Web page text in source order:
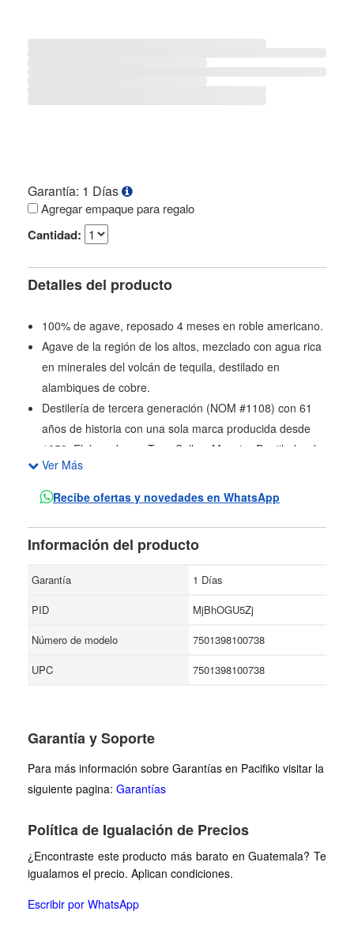
Garantía: 1 Días
Agregar empaque para regalo
Cantidad:
Detalles del producto
100% de agave, reposado 4 meses en roble americano.
Agave de la región de los altos, mezclado con agua rica
en minerales del volcán de tequila, destilado en
alambiques de cobre.
Destilería de tercera generación (NOM #1108) con 61
años de historia con una sola marca producida desde
1959. Elaborada por Tony Salles, Maestro Destilador de
3ra generación.
Producido con agua de manantial volcánico del Volcán
Elaboración artesanal tradicional utilizando agave
altiplánico, autoclaves, fermentación abierta, alambique
de cobre y pipones.
subproducto se reutiliza en la destilería y en los campos
de agave.
NOM: 1108 / Jorge Salles Cuervo y Sucesores / Tequila,
Boca: crema, agave cocido, canela ligera, mantequilla,
Acabado: duradero y cremoso con un toque especiado
Ver Más
Recibe ofertas y novedades en WhatsApp
Información del producto
Garantía
1 Días
PID
MjBhOGU5Zj
Número de modelo
7501398100738
UPC
7501398100738
Garantía y Soporte
Para más información sobre Garantías en Pacifiko visitar la
siguiente pagina: Garantías
Política de Igualación de Precios
¿Encontraste este producto más barato en Guatemala? Te
igualamos el precio. Aplican condiciones.
Escribir por WhatsApp